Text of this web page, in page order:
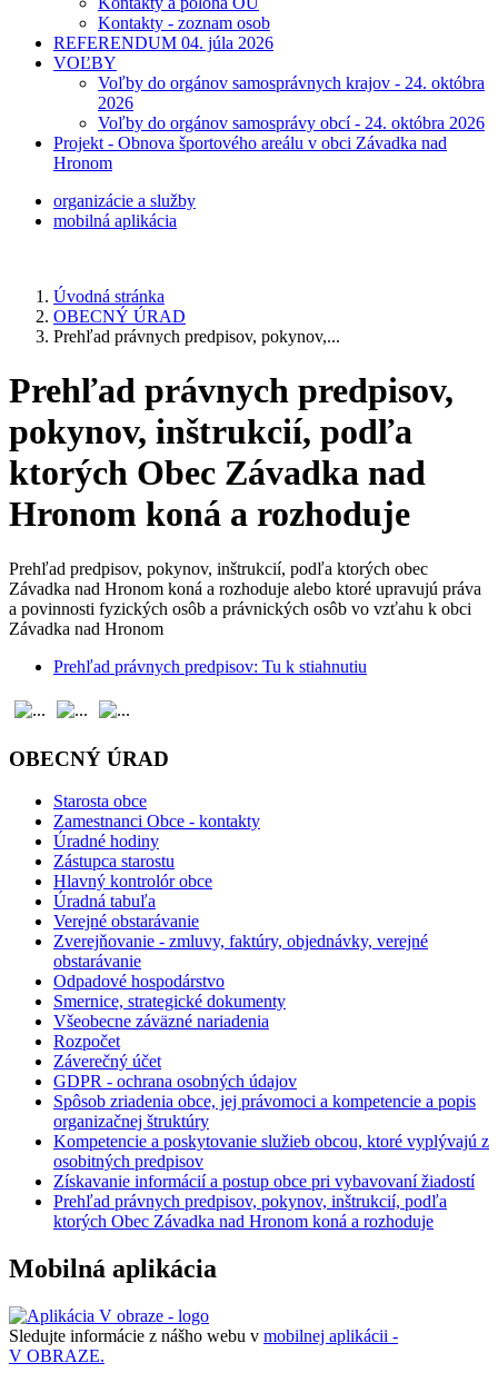
Kontakty - zoznam osob
REFERENDUM 04. júla 2026
VOĽBY
Voľby do orgánov samosprávnych krajov - 24. októbra
2026
Voľby do orgánov samosprávy obcí - 24. októbra 2026
Projekt - Obnova športového areálu v obci Závadka nad
Hronom
organizácie a služby
mobilná aplikácia
Úvodná stránka
OBECNÝ ÚRAD
Prehľad právnych predpisov, pokynov,...
Prehľad právnych predpisov,
pokynov, inštrukcií, podľa
ktorých Obec Závadka nad
Hronom koná a rozhoduje
Prehľad predpisov, pokynov, inštrukcií, podľa ktorých obec
Závadka nad Hronom koná a rozhoduje alebo ktoré upravujú práva
a povinnosti fyzických osôb a právnických osôb vo vzťahu k obci
Závadka nad Hronom
Prehľad právnych predpisov: Tu k stiahnutiu
OBECNÝ ÚRAD
Starosta obce
Zamestnanci Obce - kontakty
Úradné hodiny
Zástupca starostu
Hlavný kontrolór obce
Úradná tabuľa
Verejné obstarávanie
Zverejňovanie - zmluvy, faktúry, objednávky, verejné
obstarávanie
Odpadové hospodárstvo
Smernice, strategické dokumenty
Všeobecne záväzné nariadenia
Rozpočet
Záverečný účet
GDPR - ochrana osobných údajov
Spôsob zriadenia obce, jej právomoci a kompetencie a popis
organizačnej štruktúry
Kompetencie a poskytovanie služieb obcou, ktoré vyplývajú z
osobitných predpisov
Získavanie informácií a postup obce pri vybavovaní žiadostí
Prehľad právnych predpisov, pokynov, inštrukcií, podľa
ktorých Obec Závadka nad Hronom koná a rozhoduje
Mobilná aplikácia
Sledujte informácie z nášho webu v mobilnej aplikácii -
V OBRAZE.